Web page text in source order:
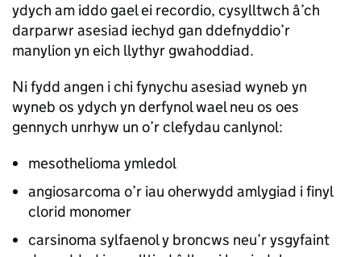
ydych am iddo gael ei recordio, cysylltwch â’ch
darparwr asesiad iechyd gan ddefnyddio’r
manylion yn eich llythyr gwahoddiad.
Ni fydd angen i chi fynychu asesiad wyneb yn
wyneb os ydych yn derfynol wael neu os oes
gennych unrhyw un o’r clefydau canlynol:
mesothelioma ymledol
angiosarcoma o’r iau oherwydd amlygiad i finyl
clorid monomer
carsinoma sylfaenol y broncws neu’r ysgyfaint